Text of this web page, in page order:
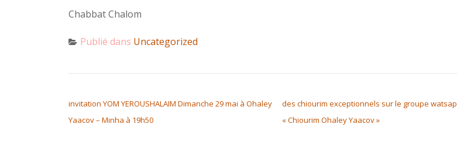
Chabbat Chalom
Publié dans Uncategorized
invitation YOM YEROUSHALAIM Dimanche 29 mai à Ohaley
Yaacov – Minha à 19h50
des chiourim exceptionnels sur le groupe watsap
« Chiourim Ohaley Yaacov »